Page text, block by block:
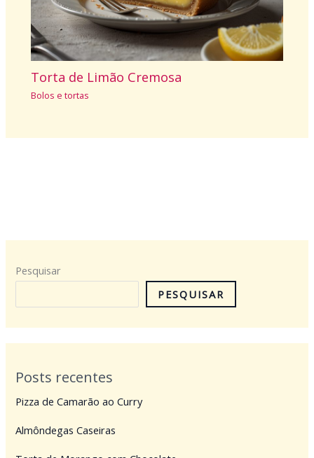
Torta de Limão Cremosa
Bolos e tortas
Pesquisar
PESQUISAR
Posts recentes
Pizza de Camarão ao Curry
Almôndegas Caseiras